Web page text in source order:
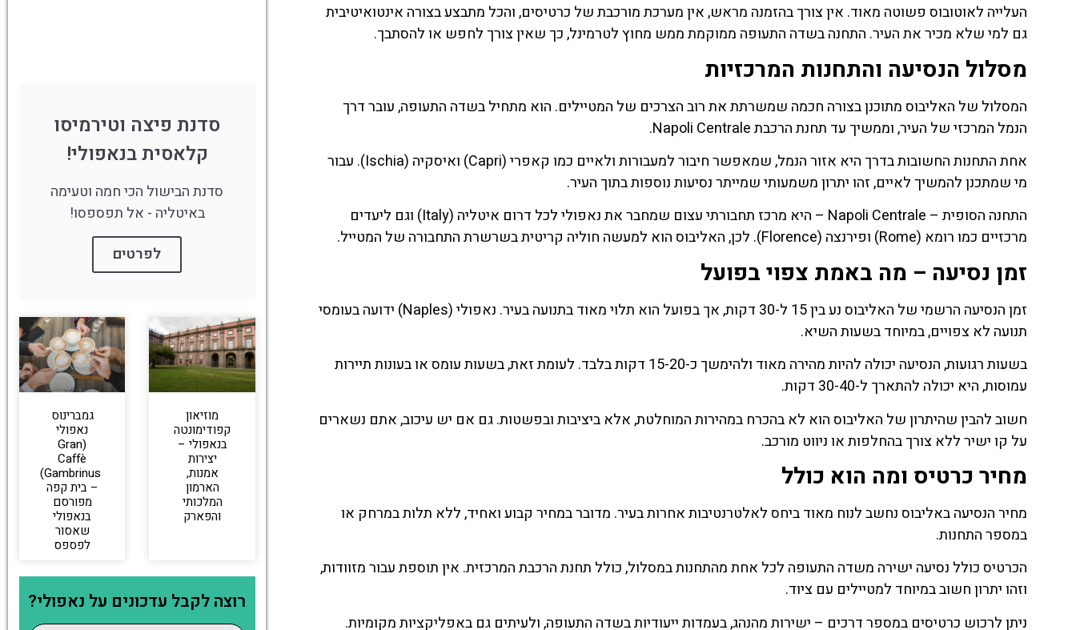
העלייה לאוטובוס פשוטה מאוד. אין צורך בהזמנה מראש, אין מערכת מורכבת של כרטיסים, והכל מתבצע בצורה אינטואיטיבית
גם למי שלא מכיר את העיר. התחנה בשדה התעופה ממוקמת ממש מחוץ לטרמינל, כך שאין צורך לחפש או להסתבך.
מסלול הנסיעה והתחנות המרכזיות
המסלול של האליבוס מתוכנן בצורה חכמה שמשרתת את רוב הצרכים של המטיילים. הוא מתחיל בשדה התעופה, עובר דרך
הנמל המרכזי של העיר, וממשיך עד תחנת הרכבת Napoli Centrale.
אחת התחנות החשובות בדרך היא אזור הנמל, שמאפשר חיבור למעבורות ולאיים כמו קאפרי (Capri) ואיסקיה (Ischia). עבור
מי שמתכנן להמשיך לאיים, זהו יתרון משמעותי שמייתר נסיעות נוספות בתוך העיר.
התחנה הסופית – Napoli Centrale – היא מרכז תחבורתי עצום שמחבר את נאפולי לכל דרום איטליה (Italy) וגם ליעדים
מרכזיים כמו רומא (Rome) ופירנצה (Florence). לכן, האליבוס הוא למעשה חוליה קריטית בשרשרת התחבורה של המטייל.
זמן נסיעה – מה באמת צפוי בפועל
זמן הנסיעה הרשמי של האליבוס נע בין 15 ל-30 דקות, אך בפועל הוא תלוי מאוד בתנועה בעיר. נאפולי (Naples) ידועה בעומסי
תנועה לא צפויים, במיוחד בשעות השיא.
בשעות רגועות, הנסיעה יכולה להיות מהירה מאוד ולהימשך כ-15-20 דקות בלבד. לעומת זאת, בשעות עומס או בעונות תיירות
עמוסות, היא יכולה להתארך ל-30-40 דקות.
חשוב להבין שהיתרון של האליבוס הוא לא בהכרח במהירות המוחלטת, אלא ביציבות ובפשטות. גם אם יש עיכוב, אתם נשארים
על קו ישיר ללא צורך בהחלפות או ניווט מורכב.
מחיר כרטיס ומה הוא כולל
מחיר הנסיעה באליבוס נחשב לנוח מאוד ביחס לאלטרנטיבות אחרות בעיר. מדובר במחיר קבוע ואחיד, ללא תלות במרחק או
במספר התחנות.
הכרטיס כולל נסיעה ישירה משדה התעופה לכל אחת מהתחנות במסלול, כולל תחנת הרכבת המרכזית. אין תוספת עבור מזוודות,
וזהו יתרון חשוב במיוחד למטיילים עם ציוד.
ניתן לרכוש כרטיסים במספר דרכים – ישירות מהנהג, בעמדות ייעודיות בשדה התעופה, ולעיתים גם באפליקציות מקומיות.
סדנת פיצה וטירמיסו
קלאסית בנאפולי!
סדנת הבישול הכי חמה וטעימה
באיטליה - אל תפספסו!
לפרטים
מוזיאון
קפודימונטה
בנאפולי –
יצירות
אמנות,
הארמון
המלכותי
והפארק
גמברינוס
נאפולי
(Gran
Caffè
Gambrinus)
– בית קפה
מפורסם
בנאפולי
שאסור
לפספס
רוצה לקבל עדכונים על נאפולי?